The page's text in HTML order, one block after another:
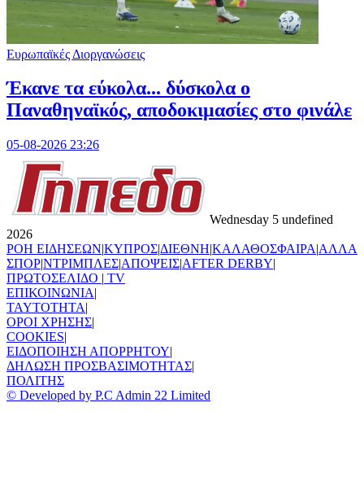
Ευρωπαϊκές Διοργανώσεις
Έκανε τα εύκολα... δύσκολα ο
Παναθηναϊκός, αποδοκιμασίες στο φινάλε
05-08-2026 23:26
Wednesday 5 undefined
2026
ΡΟΗ ΕΙΔΗΣΕΩΝ|ΚΥΠΡΟΣ|ΔΙΕΘΝΗ|ΚΑΛΑΘΟΣΦΑΙΡΑ|ΑΛΛΑ
ΣΠΟΡ|ΝΤΡΙΜΠΛΕΣ|ΑΠΟΨΕΙΣ|AFTER DERBY|
ΠΡΩΤΟΣΕΛΙΔΟ | TV
ΕΠΙΚΟΙΝΩΝΙΑ|
TAYTOTHTA|
ΟΡΟΙ ΧΡΗΣΗΣ|
COOKIES|
ΕΙΔΟΠΟΙΗΣΗ ΑΠΟΡΡΗΤΟΥ|
ΔΗΛΩΣΗ ΠΡΟΣΒΑΣΙΜΟΤΗΤΑΣ|
ΠΟΛΙΤΗΣ
© Developed by P.C Admin 22 Limited